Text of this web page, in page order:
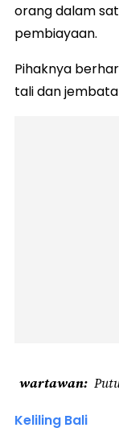
orang dalam
pembiayaan.
Pihaknya
tali dan
wartawan
Keliling Bali